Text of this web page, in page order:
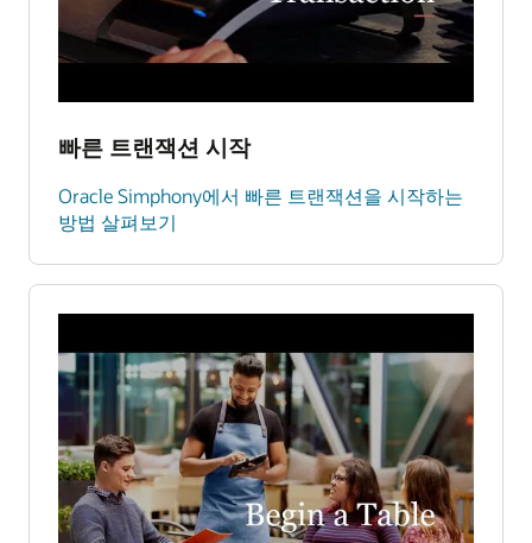
빠른 트랜잭션 시작
Oracle Simphony에서 빠른 트랜잭션을 시작하는
방법 살펴보기